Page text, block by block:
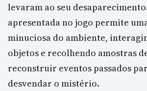
levaram ao seu
apresentada no jogo permite
minuciosa do ambiente,
objetos e recolhendo amostras
reconstruir eventos passados
desvendar o mistério.